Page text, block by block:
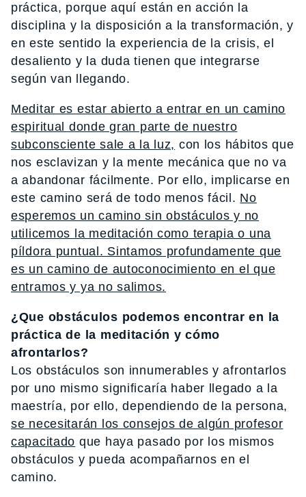
práctica, porque aquí están en acción la
disciplina y la disposición a la transformación, y
en este sentido la experiencia de la crisis, el
desaliento y la duda tienen que integrarse
según van llegando.
Meditar es estar abierto a entrar en un camino
espiritual donde gran parte de nuestro
subconsciente sale a la luz, con los hábitos que
nos esclavizan y la mente mecánica que no va
a abandonar fácilmente. Por ello, implicarse en
este camino será de todo menos fácil. No
esperemos un camino sin obstáculos y no
utilicemos la meditación como terapia o una
píldora puntual. Sintamos profundamente que
es un camino de autoconocimiento en el que
entramos y ya no salimos.
¿Que obstáculos podemos encontrar en la
práctica de la meditación y cómo
afrontarlos?
Los obstáculos son innumerables y afrontarlos
por uno mismo significaría haber llegado a la
maestría, por ello, dependiendo de la persona,
se necesitarán los consejos de algún profesor
capacitado que haya pasado por los mismos
obstáculos y pueda acompañarnos en el
camino.